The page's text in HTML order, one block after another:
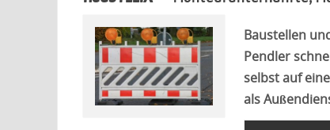
Baustellen
Pendler
selbst auf
als